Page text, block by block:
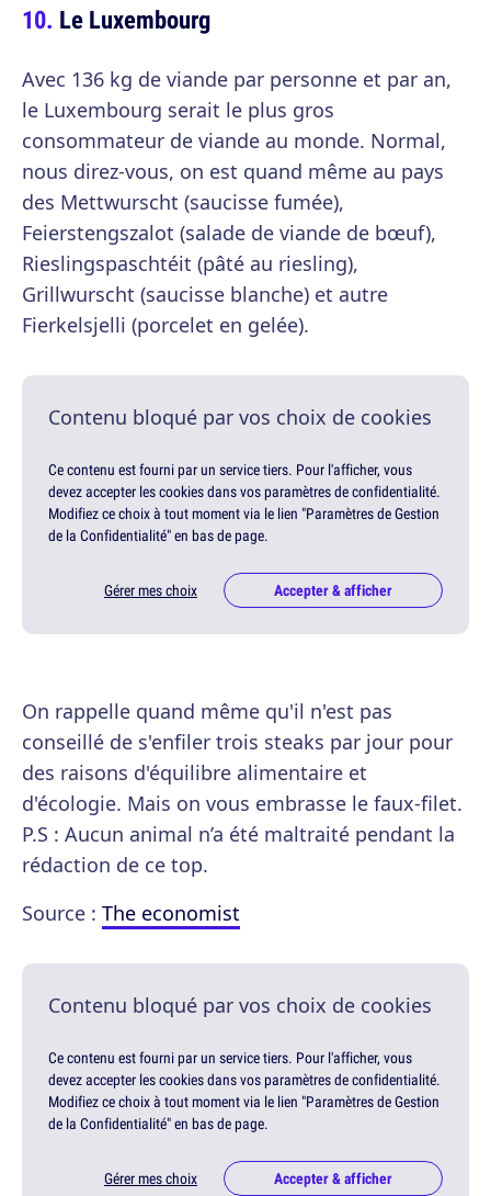
Le Luxembourg
Avec 136 kg de viande par personne et par an,
le Luxembourg serait le plus gros
consommateur de viande au monde. Normal,
nous direz-vous, on est quand même au pays
des Mettwurscht (saucisse fumée),
Feierstengszalot (salade de viande de bœuf),
Rieslingspaschtéit (pâté au riesling),
Grillwurscht (saucisse blanche) et autre
Fierkelsjelli (porcelet en gelée).
Contenu bloqué par vos choix de cookies
Ce contenu est fourni par un service tiers. Pour l'afficher, vous
devez accepter les cookies dans vos paramètres de confidentialité.
Modifiez ce choix à tout moment via le lien "Paramètres de Gestion
de la Confidentialité" en bas de page.
Gérer mes choix Accepter & afficher
On rappelle quand même qu'il n'est pas
conseillé de s'enfiler trois steaks par jour pour
des raisons d'équilibre alimentaire et
d'écologie. Mais on vous embrasse le faux-filet.
P.S : Aucun animal n’a été maltraité pendant la
rédaction de ce top.
Source : The economist
Contenu bloqué par vos choix de cookies
Ce contenu est fourni par un service tiers. Pour l'afficher, vous
devez accepter les cookies dans vos paramètres de confidentialité.
Modifiez ce choix à tout moment via le lien "Paramètres de Gestion
de la Confidentialité" en bas de page.
Gérer mes choix Accepter & afficher